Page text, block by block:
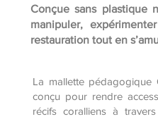
Conçue sans plastique
manipuler,
restauration tout en
La mallette pédagogique
conçu pour rendre
récifs coralliens à